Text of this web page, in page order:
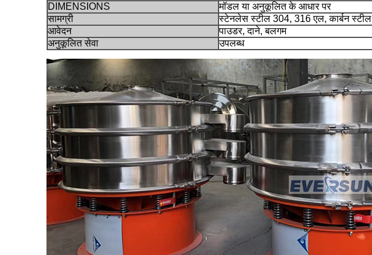
DIMENSIONS
मॉडल या अनुकूलित के आधार पर
सामग्री
स्टेनलेस स्टील 304, 316 एल, कार्बन स्टील
आवेदन
पाउडर, दाने, बलगम
अनुकूलित सेवा
उपलब्ध